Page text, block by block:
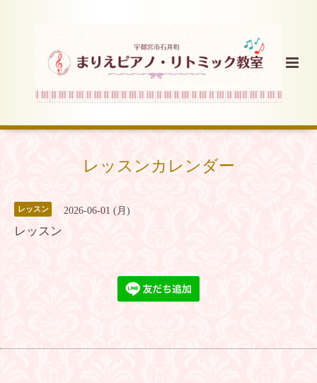
レッスンカレンダー
レッスン 2026-06-01 (月)
レッスン